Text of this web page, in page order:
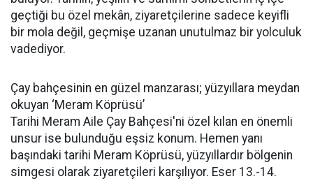
geçtiği bu özel mekân, ziyaretçilerine sadece keyifli
bir mola değil, geçmişe uzanan unutulmaz bir yolculuk
vadediyor.
Çay bahçesinin en güzel manzarası; yüzyıllara meydan
okuyan ‘Meram Köprüsü’
Tarihi Meram Aile Çay Bahçesi'ni özel kılan en önemli
unsur ise bulunduğu eşsiz konum. Hemen yanı
başındaki tarihi Meram Köprüsü, yüzyıllardır bölgenin
simgesi olarak ziyaretçileri karşılıyor. Eser 13.-14.